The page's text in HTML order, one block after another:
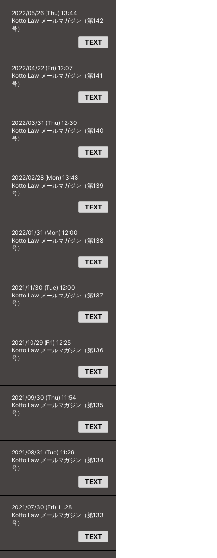
2022/05/26 (Thu) 13:44
Kotto Law メールマガジン（第142
号）
TEXT
2022/04/22 (Fri) 12:07
Kotto Law メールマガジン（第141
号）
TEXT
2022/03/31 (Thu) 12:30
Kotto Law メールマガジン（第140
号）
TEXT
2022/02/28 (Mon) 13:48
Kotto Law メールマガジン（第139
号）
TEXT
2022/01/31 (Mon) 12:00
Kotto Law メールマガジン（第138
号）
TEXT
2021/11/30 (Tue) 12:00
Kotto Law メールマガジン（第137
号）
TEXT
2021/10/29 (Fri) 12:25
Kotto Law メールマガジン（第136
号）
TEXT
2021/09/30 (Thu) 11:54
Kotto Law メールマガジン（第135
号）
TEXT
2021/08/31 (Tue) 11:29
Kotto Law メールマガジン（第134
号）
TEXT
2021/07/30 (Fri) 11:28
Kotto Law メールマガジン（第133
号）
TEXT